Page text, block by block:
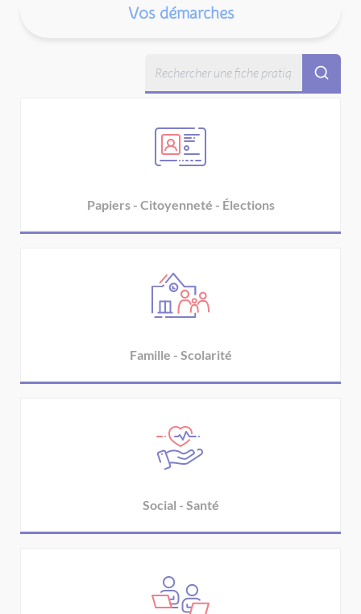
Vos démarches
Papiers - Citoyenneté - Élections
Famille - Scolarité
Social - Santé